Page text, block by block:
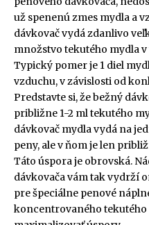
už spenenú zmes mydla a
dávkovač vydá zdanlivo
množstvo tekutého mydla
Typický pomer je 1 diel
vzduchu, v závislosti od
Predstavte si, že bežný
približne 1-2 ml tekutého
dávkovač mydla vydá na
peny, ale v ňom je len
Táto úspora je obrovská.
dávkovača vám tak vydrží
pre špeciálne penové
koncentrovaného tekutého